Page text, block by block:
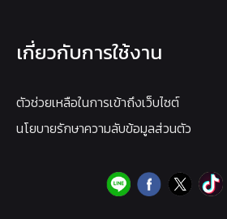
เกี่ยวกับการใช้งาน
ตัวช่วยเหลือในการเข้าถึงเว็บไซต์
นโยบายรักษาความลับข้อมูลส่วนตัว